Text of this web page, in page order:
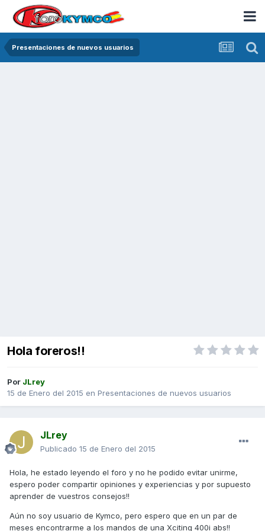
Presentaciones de nuevos usuarios
Hola foreros!!
Por JLrey
15 de Enero del 2015 en Presentaciones de nuevos usuarios
JLrey
Publicado 15 de Enero del 2015
Hola, he estado leyendo el foro y no he podido evitar unirme,
espero poder compartir opiniones y experiencias y por supuesto
aprender de vuestros consejos!!
Aún no soy usuario de Kymco, pero espero que en un par de
meses encontrarme a los mandos de una Xciting 400i abs!!